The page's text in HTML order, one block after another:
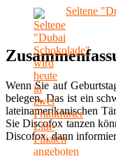
Seltene
Wenn Sie auf
belegen. Das ist ein
lateinamerikanischen
Sie Discofox tanzen
Discofox, dann